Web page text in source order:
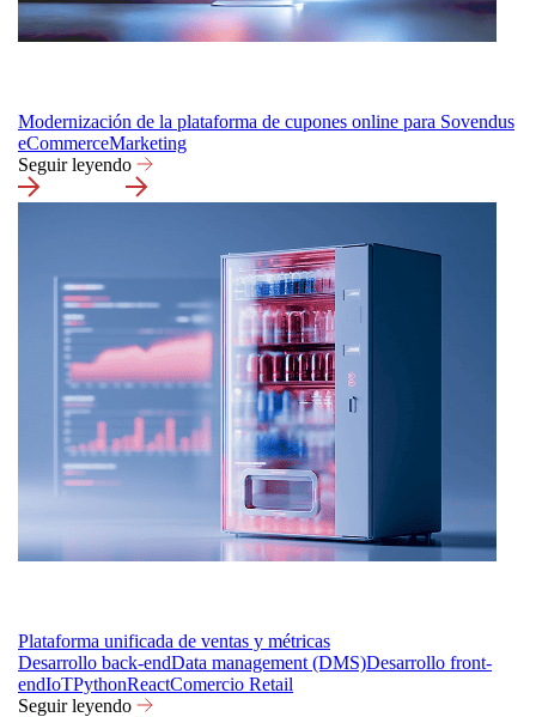
Modernización de la plataforma de cupones online para Sovendus
eCommerceMarketing
Seguir leyendo
Plataforma unificada de ventas y métricas
Desarrollo back-endData management (DMS)Desarrollo front-
endIoTPythonReactComercio Retail
Seguir leyendo